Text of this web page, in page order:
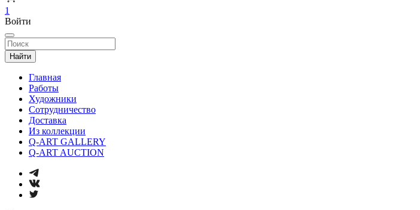
1
Войти
Найти
Главная
Работы
Художники
Сотрудничество
Доставка
Из коллекции
Q-ART GALLERY
Q-ART AUCTION